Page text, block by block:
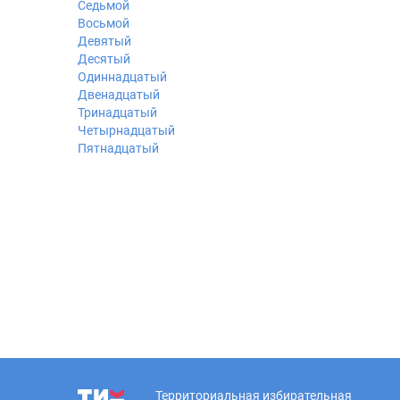
Седьмой
Восьмой
Девятый
Десятый
Одиннадцатый
Двенадцатый
Тринадцатый
Четырнадцатый
Пятнадцатый
Территориальная избирательная